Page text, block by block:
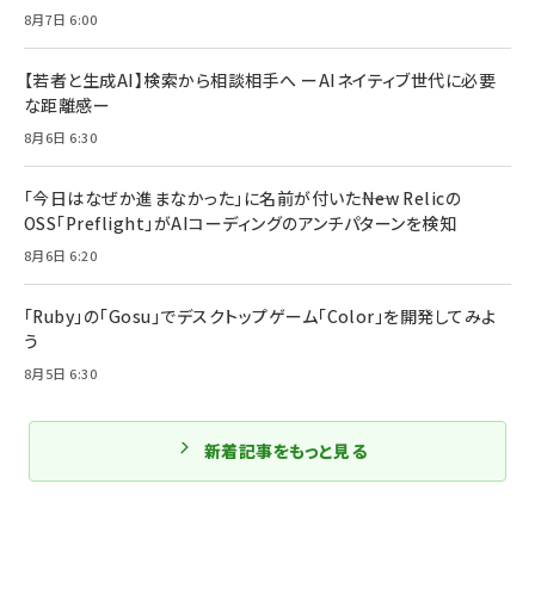
8月7日 6:00
【若者と生成AI】検索から相談相手へ ーAIネイティブ世代に必要
な距離感ー
8月6日 6:30
「今日はなぜか進まなかった」に名前が付いた――New Relicの
OSS「Preflight」がAIコーディングのアンチパターンを検知
8月6日 6:20
「Ruby」の「Gosu」でデスクトップゲーム「Color」を開発してみよ
う
8月5日 6:30
新着記事をもっと見る